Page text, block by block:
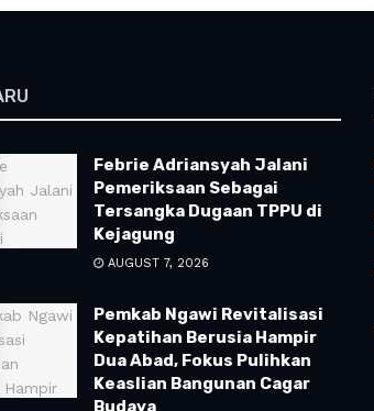
Febrie Adriansyah Jalani
Pemeriksaan Sebagai
Tersangka Dugaan TPPU di
Kejagung
AUGUST 7, 2026
Pemkab Ngawi Revitalisasi
Kepatihan Berusia Hampir
Dua Abad, Fokus Pulihkan
Keaslian Bangunan Cagar
Budaya